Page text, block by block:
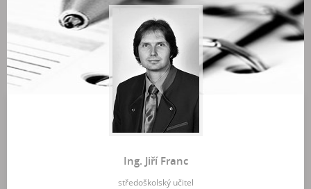
Ing. Jiří Franc
středoškolský učitel